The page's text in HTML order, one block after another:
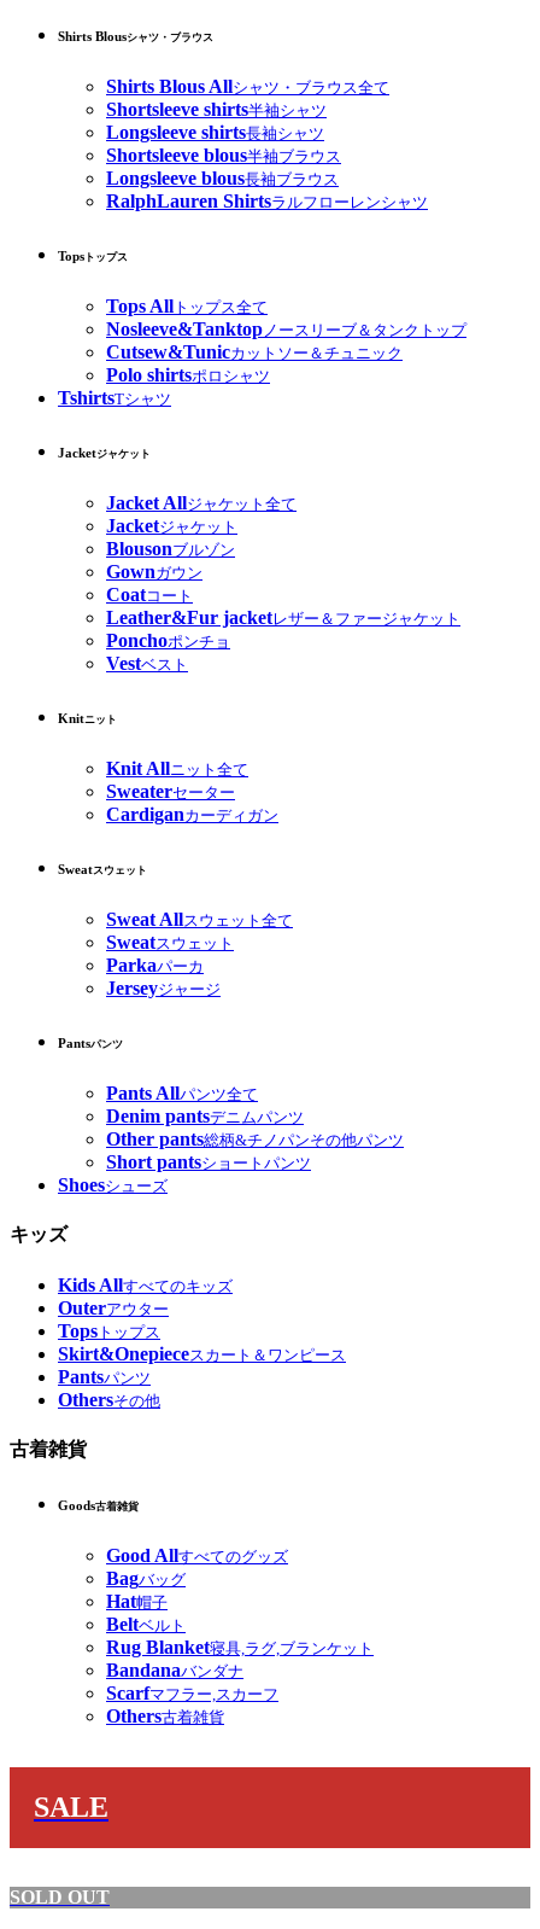
Shirts Blousシャツ・ブラウス
Shirts Blous Allシャツ・ブラウス全て
Shortsleeve shirts半袖シャツ
Longsleeve shirts長袖シャツ
Shortsleeve blous半袖ブラウス
Longsleeve blous長袖ブラウス
RalphLauren Shirtsラルフローレンシャツ
Tops トップス
Tops All トップス全て
Nosleeve&Tanktopノースリーブ＆タンクトップ
Cutsew&Tunicカットソー＆チュニック
Polo shirtsポロシャツ
TshirtsTシャツ
Jacketジャケット
Jacket Allジャケット全て
Jacketジャケット
Blousonブルゾン
Gownガウン
Coatコート
Leather&Fur jacketレザー＆ファージャケット
Ponchoポンチョ
Vestベスト
Knitニット
Knit Allニット全て
Sweaterセーター
Cardiganカーディガン
Sweatスウェット
Sweat Allスウェット全て
Sweatスウェット
Parkaパーカ
Jerseyジャージ
Pantsパンツ
Pants Allパンツ全て
Denim pantsデニムパンツ
Other pants総柄&チノパンその他パンツ
Short pantsショートパンツ
Shoesシューズ
キッズ
Kids Allすべてのキッズ
Outerアウター
Tops トップス
Skirt&Onepieceスカート＆ワンピース
Pantsパンツ
Othersその他
古着雑貨
Goods古着雑貨
Good Allすべてのグッズ
Bagバッグ
Hat帽子
Beltベルト
Rug Blanket寝具,ラグ,ブランケット
Bandanaバンダナ
Scarfマフラー,スカーフ
Others古着雑貨
SALE
SOLD OUT